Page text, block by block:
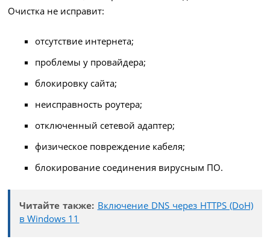
Очистка не исправит:
отсутствие интернета;
проблемы у провайдера;
блокировку сайта;
неисправность роутера;
отключенный сетевой адаптер;
физическое повреждение кабеля;
блокирование соединения вирусным ПО.
Читайте также: Включение DNS через HTTPS (DoH)
в Windows 11